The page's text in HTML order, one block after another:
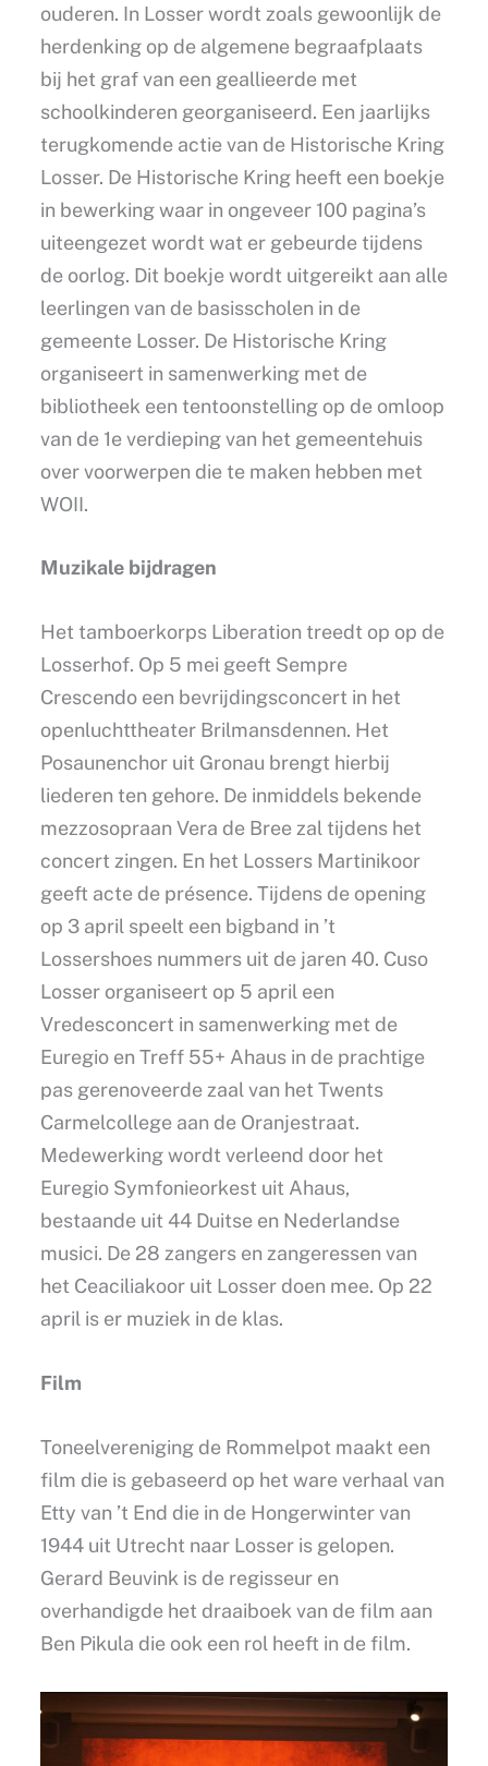
ouderen. In Losser wordt zoals gewoonlijk de
herdenking op de algemene begraafplaats
bij het graf van een geallieerde met
schoolkinderen georganiseerd. Een jaarlijks
terugkomende actie van de Historische Kring
Losser. De Historische Kring heeft een boekje
in bewerking waar in ongeveer 100 pagina’s
uiteengezet wordt wat er gebeurde tijdens
de oorlog. Dit boekje wordt uitgereikt aan alle
leerlingen van de basisscholen in de
gemeente Losser. De Historische Kring
organiseert in samenwerking met de
bibliotheek een tentoonstelling op de omloop
van de 1e verdieping van het gemeentehuis
over voorwerpen die te maken hebben met
WOII.
Muzikale bijdragen
Het tamboerkorps Liberation treedt op op de
Losserhof. Op 5 mei geeft Sempre
Crescendo een bevrijdingsconcert in het
openluchttheater Brilmansdennen. Het
Posaunenchor uit Gronau brengt hierbij
liederen ten gehore. De inmiddels bekende
mezzosopraan Vera de Bree zal tijdens het
concert zingen. En het Lossers Martinikoor
geeft acte de présence. Tijdens de opening
op 3 april speelt een bigband in ’t
Lossershoes nummers uit de jaren 40. Cuso
Losser organiseert op 5 april een
Vredesconcert in samenwerking met de
Euregio en Treff 55+ Ahaus in de prachtige
pas gerenoveerde zaal van het Twents
Carmelcollege aan de Oranjestraat.
Medewerking wordt verleend door het
Euregio Symfonieorkest uit Ahaus,
bestaande uit 44 Duitse en Nederlandse
musici. De 28 zangers en zangeressen van
het Ceaciliakoor uit Losser doen mee. Op 22
april is er muziek in de klas.
Film
Toneelvereniging de Rommelpot maakt een
film die is gebaseerd op het ware verhaal van
Etty van ’t End die in de Hongerwinter van
1944 uit Utrecht naar Losser is gelopen.
Gerard Beuvink is de regisseur en
overhandigde het draaiboek van de film aan
Ben Pikula die ook een rol heeft in de film.